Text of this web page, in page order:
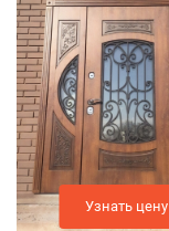
Узнать цену